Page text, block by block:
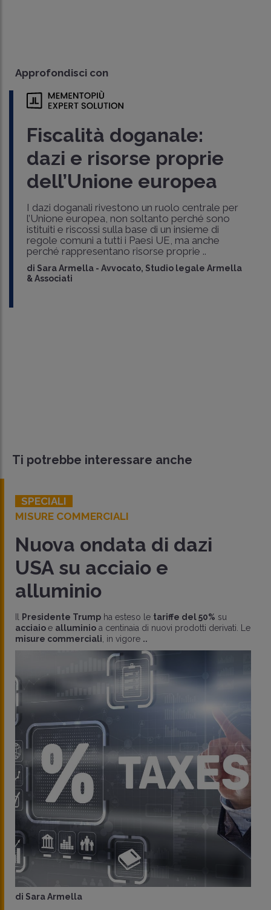
Approfondisci con
Fiscalità doganale:
dazi e risorse proprie
dell’Unione europea
I dazi doganali rivestono un ruolo centrale per
l’Unione europea, non soltanto perché sono
istituiti e riscossi sulla base di un insieme di
regole comuni a tutti i Paesi UE, ma anche
perché rappresentano risorse proprie ..
di Sara Armella - Avvocato, Studio legale Armella
& Associati
Ti potrebbe interessare anche
SPECIALI
MISURE COMMERCIALI
Nuova ondata di dazi
USA su acciaio e
alluminio
Presidente Trump ha esteso le tariffe del 50% su
acciaioe alluminio a centinaia di nuovi prodotti derivati. Le
misure commerciali , in vigore ..
di Sara Armella